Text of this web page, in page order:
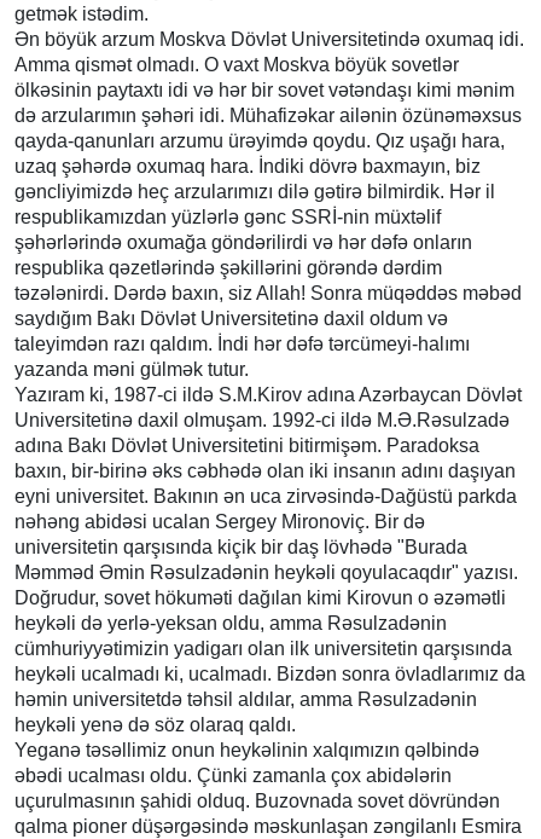
getmək istədim.
Ən böyük arzum Moskva Dövlət Universitetində oxumaq idi.
Amma qismət olmadı. O vaxt Moskva böyük sovetlər
ölkəsinin paytaxtı idi və hər bir sovet vətəndaşı kimi mənim
də arzularımın şəhəri idi. Mühafizəkar ailənin özünəməxsus
qayda-qanunları arzumu ürəyimdə qoydu. Qız uşağı hara,
uzaq şəhərdə oxumaq hara. İndiki dövrə baxmayın, biz
gəncliyimizdə heç arzularımızı dilə gətirə bilmirdik. Hər il
respublikamızdan yüzlərlə gənc SSRİ-nin müxtəlif
şəhərlərində oxumağa göndərilirdi və hər dəfə onların
respublika qəzetlərində şəkillərini görəndə dərdim
təzələnirdi. Dərdə baxın, siz Allah! Sonra müqəddəs məbəd
saydığım Bakı Dövlət Universitetinə daxil oldum və
taleyimdən razı qaldım. İndi hər dəfə tərcümeyi-halımı
yazanda məni gülmək tutur.
Yazıram ki, 1987-ci ildə S.M.Kirov adına Azərbaycan Dövlət
Universitetinə daxil olmuşam. 1992-ci ildə M.Ə.Rəsulzadə
adına Bakı Dövlət Universitetini bitirmişəm. Paradoksa
baxın, bir-birinə əks cəbhədə olan iki insanın adını daşıyan
eyni universitet. Bakının ən uca zirvəsində-Dağüstü parkda
nəhəng abidəsi ucalan Sergey Mironoviç. Bir də
universitetin qarşısında kiçik bir daş lövhədə "Burada
Məmməd Əmin Rəsulzadənin heykəli qoyulacaqdır" yazısı.
Doğrudur, sovet hökuməti dağılan kimi Kirovun o əzəmətli
heykəli də yerlə-yeksan oldu, amma Rəsulzadənin
cümhuriyyətimizin yadigarı olan ilk universitetin qarşısında
heykəli ucalmadı ki, ucalmadı. Bizdən sonra övladlarımız da
həmin universitetdə təhsil aldılar, amma Rəsulzadənin
heykəli yenə də söz olaraq qaldı.
Yeganə təsəllimiz onun heykəlinin xalqımızın qəlbində
əbədi ucalması oldu. Çünki zamanla çox abidələrin
uçurulmasının şahidi olduq. Buzovnada sovet dövründən
qalma pioner düşərgəsində məskunlaşan zəngilanlı Esmira